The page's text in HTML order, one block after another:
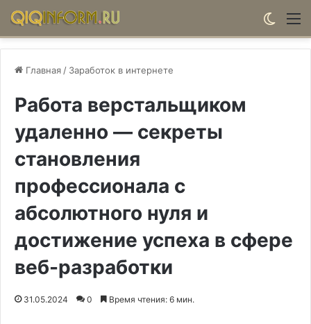
Главная / Заработок в интернете
Работа верстальщиком
удаленно — секреты
становления
профессионала с
абсолютного нуля и
достижение успеха в сфере
веб-разработки
31.05.2024 0 Время чтения: 6 мин.